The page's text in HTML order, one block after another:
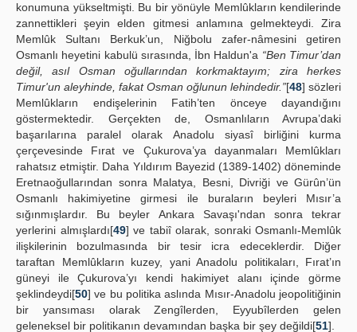
konumuna yükseltmişti. Bu bir yönüyle Memlûkların kendilerinde
zannettikleri şeyin elden gitmesi anlamına gelmekteydi. Zira
Memlûk Sultanı Berkuk’un, Niğbolu zafer-nâmesini getiren
Osmanlı heyetini kabulü sırasında, İbn Haldun'a “Ben Timur’dan
değil, asıl Osman oğullarından korkmaktayım; zira herkes
Timur'un aleyhinde, fakat Osman oğlunun lehindedir.”[48] sözleri
Memlûkların endişelerinin Fatih’ten önceye dayandığını
göstermektedir. Gerçekten de, Osmanlıların Avrupa’daki
başarılarına paralel olarak Anadolu siyasî birliğini kurma
çerçevesinde Fırat ve Çukurova’ya dayanmaları Memlûkları
rahatsız etmiştir. Daha Yıldırım Bayezid (1389-1402) döneminde
Eretnaoğullarından sonra Malatya, Besni, Divriği ve Gürûn’ün
Osmanlı hakimiyetine girmesi ile buraların beyleri Mısır’a
sığınmışlardır. Bu beyler Ankara Savaşı'ndan sonra tekrar
yerlerini almışlardı[49] ve tabiî olarak, sonraki Osmanlı-Memlûk
ilişkilerinin bozulmasında bir tesir icra edeceklerdir. Diğer
taraftan Memlûkların kuzey, yani Anadolu politikaları, Fırat’ın
güneyi ile Çukurova’yı kendi hakimiyet alanı içinde görme
şeklindeydi[50] ve bu politika aslında Mısır-Anadolu jeopolitiğinin
bir yansıması olarak Zengîlerden, Eyyubîlerden gelen
geleneksel bir politikanın devamından başka bir şey değildi[51].